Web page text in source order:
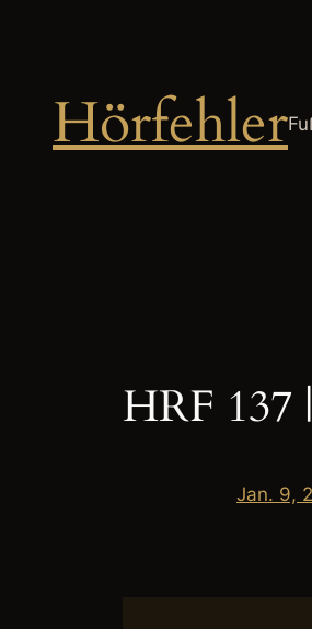
Hörfehler
HRF 137
Jan. 9,